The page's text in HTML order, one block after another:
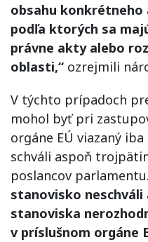
obsahu konkrétneho
podľa ktorých sa
právne akty alebo
oblasti,“ ozrejmili
V týchto prípadoch
mohol byť pri
orgáne EÚ viazaný
schváli aspoň
poslancov parlamentu.
stanovisko neschváli
stanoviska
v príslušnom orgáne